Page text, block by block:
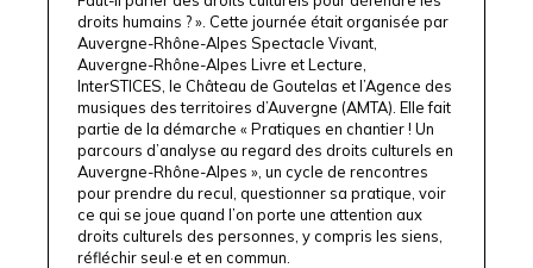
droits humains ? ». Cette journée était organisée par
Auvergne-Rhône-Alpes Spectacle Vivant,
Auvergne-Rhône-Alpes Livre et Lecture
InterSTICES , le Château de Goutelas et l’Agence des
musiques des territoires d’Auvergne (AMTA) . Elle fait
partie de la démarche « Pratiques en chantier ! Un
parcours d’analyse au regard des droits culturels en
Auvergne-Rhône-Alpes », un cycle de rencontres
pour prendre du recul, questionner sa pratique, voir
ce qui se joue quand l’on porte une attention aux
droits culturels des personnes, y compris les siens,
réfléchir seul·e et en commun.